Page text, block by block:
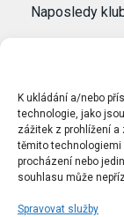
K ukládání a/nebo
technologie, jako
zážitek z prohlížení a
těmito technologiemi
procházení nebo
souhlasu může
Spravovat služby
Naposledy